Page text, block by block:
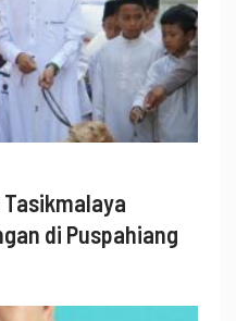
Tasikmalaya
di Puspahiang